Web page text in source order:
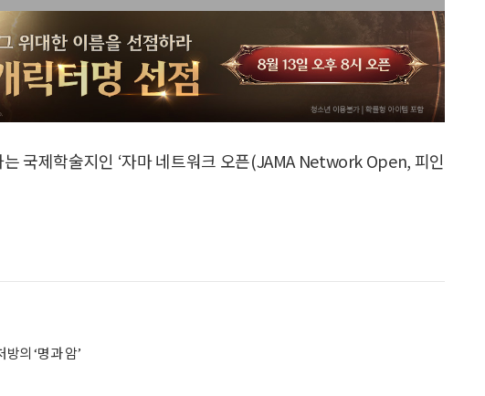
국제학술지인 ‘자마 네트워크 오픈(JAMA Network Open, 피인
의 ‘명과 암’